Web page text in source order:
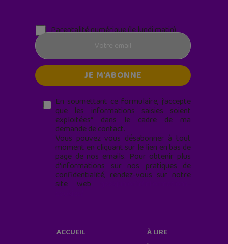
Parentalité numérique (le lundi matin)
En soumettant ce formulaire, j’accepte
que les informations saisies soient
exploitées* dans le cadre de ma
demande de contact.
Vous pouvez vous désabonner à tout
moment en cliquant sur le lien en bas de
page de nos emails. Pour obtenir plus
d'informations sur nos pratiques de
confidentialité, rendez-vous sur notre
site web
ACCUEIL
À LIRE